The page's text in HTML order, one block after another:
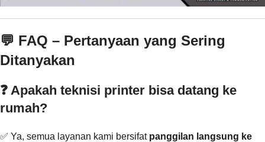
💬 FAQ – Pertanyaan yang Sering
Ditanyakan
❓ Apakah teknisi printer bisa datang ke
rumah?
✅ Ya, semua layanan kami bersifat panggilan langsung ke